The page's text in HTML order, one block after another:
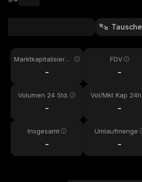
Marktkapitalisieru
-
FDV
-
Volumen 24 Std.
-
Vol/Mkt Kap 24h
-
Insgesamt
-
Umlaufmenge
-